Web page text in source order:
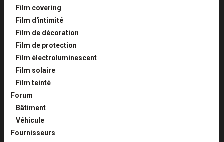
Film covering
Film d'intimité
Film de décoration
Film de protection
Film électroluminescent
Film solaire
Film teinté
Forum
Bâtiment
Véhicule
Fournisseurs